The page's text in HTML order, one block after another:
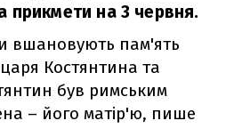
прикмети на 3 червня.
вшановують пам'ять
Костянтина та
був римським
– його матір'ю, пише